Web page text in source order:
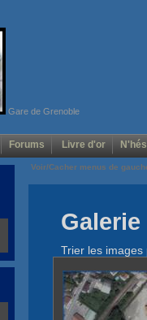
Gare de Grenoble
Forums Livre d'or
Voir/Cacher menus de
Trier les images